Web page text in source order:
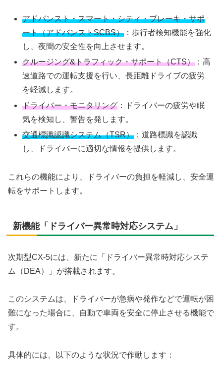
アドバンスト・スマート・シティ・ブレーキ・サポ
ート（アドバンストSCBS） ：歩行者検知機能を強化
し、夜間の安全性を向上させます。
クルージング&トラフィック・サポート（CTS） ：高
速道路での運転支援を行い、長距離ドライブの疲労
を軽減します。
ドライバー・モニタリング ：ドライバーの疲労や眠
気を検知し、警告を発します。
交通標識認識システム（TSR） ：道路標識を認識
し、ドライバーに適切な情報を提供します。
これらの機能により、ドライバーの負担を軽減し、安全運
転をサポートします。
新機能「ドライバー異常時対応システム」
次期型CX-5には、新たに「ドライバー異常時対応システ
ム（DEA）」が搭載されます。
このシステムは、ドライバーが急病や発作などで運転が困
難になった場合に、自動で車両を安全に停止させる機能で
す。
具体的には、以下のような状況で作動します：